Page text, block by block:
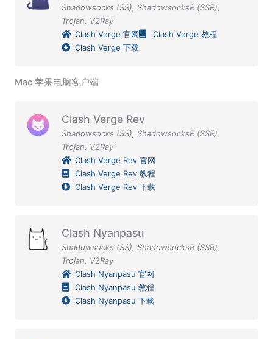
Shadowsocks (SS), ShadowsocksR (SSR),
Trojan, V2Ray
Clash Verge 官网
Clash Verge 教程
Clash Verge 下载
Mac 苹果电脑客户端
Clash Verge Rev
Shadowsocks (SS), ShadowsocksR (SSR),
Trojan, V2Ray
Clash Verge Rev 官网
Clash Verge Rev 教程
Clash Verge Rev 下载
Clash Nyanpasu
Shadowsocks (SS), ShadowsocksR (SSR),
Trojan, V2Ray
Clash Nyanpasu 官网
Clash Nyanpasu 教程
Clash Nyanpasu 下载